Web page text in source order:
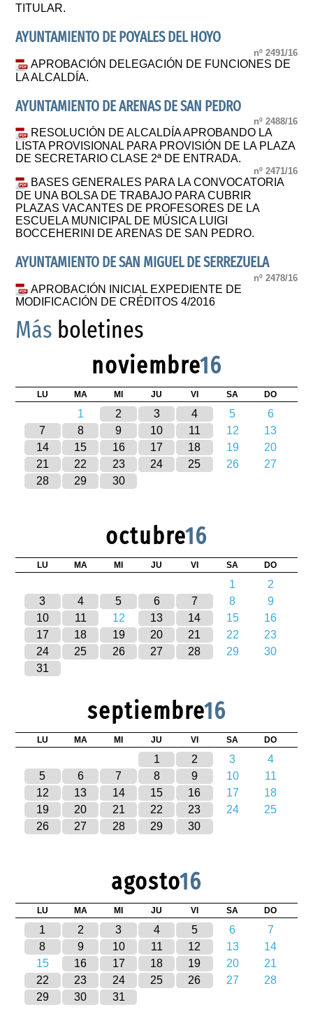
TITULAR.
AYUNTAMIENTO DE POYALES DEL HOYO
nº 2491/16
APROBACIÓN DELEGACIÓN DE FUNCIONES DE
LA ALCALDÍA.
AYUNTAMIENTO DE ARENAS DE SAN PEDRO
nº 2488/16
RESOLUCIÓN DE ALCALDÍA APROBANDO LA
LISTA PROVISIONAL PARA PROVISIÓN DE LA PLAZA
DE SECRETARIO CLASE 2ª DE ENTRADA.
nº 2471/16
BASES GENERALES PARA LA CONVOCATORIA
DE UNA BOLSA DE TRABAJO PARA CUBRIR
PLAZAS VACANTES DE PROFESORES DE LA
ESCUELA MUNICIPAL DE MÚSICA LUIGI
BOCCEHERINI DE ARENAS DE SAN PEDRO.
AYUNTAMIENTO DE SAN MIGUEL DE SERREZUELA
nº 2478/16
APROBACIÓN INICIAL EXPEDIENTE DE
MODIFICACIÓN DE CRÉDITOS 4/2016
Más boletines
noviembre16
LU MA MI JU VI SA DO
1 2 3 4 5
6
7
8 9 10 11 12
13
14
15 16 17 18 19
20
21
22 23 24 25 26
27
28
29 30
octubre16
LU MA MI JU VI SA DO
1
2
3
4 5 6 7 8
9
10
11 12 13 14 15
16
17
18 19 20 21 22
23
24
25 26 27 28 29
30
31
septiembre16
LU MA MI JU VI SA DO
1 2 3
4
5
6 7 8 9 10
11
12
13 14 15 16 17
18
19
20 21 22 23 24
25
26
27 28 29 30
agosto16
LU MA MI JU VI SA DO
1 2 3 4 5 6
7
8
9 10 11 12 13
14
15
16 17 18 19 20
21
22
23 24 25 26 27
28
29
30 31